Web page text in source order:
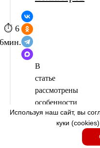
⏱ 6
мин.
В
статье
рассмотрены
особенности
MIM
-технологии
Используя наш сайт, вы
куки